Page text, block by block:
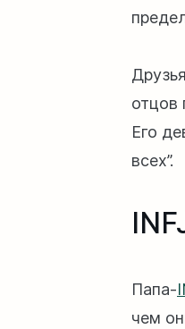
отцов
Его
всех”.
Папа-
чем